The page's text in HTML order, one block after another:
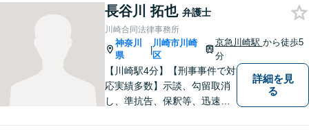
皆様を守れるよう尽力してい
ます。人権を守りながら社会
の役に立つことがやりがいで
す。【後払いOK】
長谷川 拓也 弁護士
川崎合同法律事務所
神奈川
県
|
川崎市川崎
区
京急川崎駅 から徒歩5
分
【川崎駅4分】【刑事事件で対
応実績多数】示談、勾留取消
し、準抗告、保釈等、迅速な
詳細を見
る